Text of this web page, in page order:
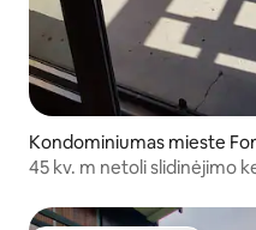
Kondominiumas mieste
-Via
45 kv. m netoli slidinėjimo